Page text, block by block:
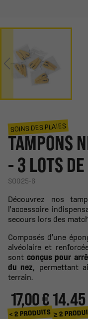
SOINS DES PLAIES
TAMPONS
- 3 LOTS
SO025-6
Découvrez nos
l'accessoire
secours lors des
Composés d'une
alvéolaire et
sont conçus pour
du nez, permettant
terrain.
17,00 €
< 2 PRODUITS ≥ 2